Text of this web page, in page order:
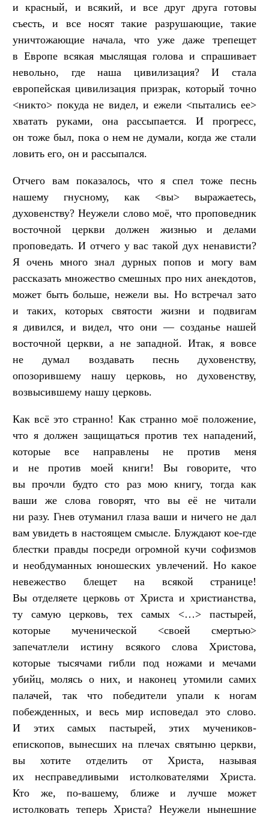
и красный, и всякий, и все друг друга готовы
съесть, и все носят такие разрушающие, такие
уничтожающие начала, что уже даже трепещет
в Европе всякая мыслящая голова и спрашивает
невольно, где наша цивилизация? И стала
европейская цивилизация призрак, который точно
<никто> покуда не видел, и ежели <пытались ее>
хватать руками, она рассыпается. И прогресс,
он тоже был, пока о нем не думали, когда же стали
ловить его, он и рассыпался.
Отчего вам показалось, что я спел тоже песнь
нашему гнусному, как <вы> выражаетесь,
духовенству? Неужели слово моё, что проповедник
восточной церкви должен жизнью и делами
проповедать. И отчего у вас такой дух ненависти?
Я очень много знал дурных попов и могу вам
рассказать множество смешных про них анекдотов,
может быть больше, нежели вы. Но встречал зато
и таких, которых святости жизни и подвигам
я дивился, и видел, что они — созданье нашей
восточной церкви, а не западной. Итак, я вовсе
не думал воздавать песнь духовенству,
опозорившему нашу церковь, но духовенству,
возвысившему нашу церковь.
Как всё это странно! Как странно моё положение,
что я должен защищаться против тех нападений,
которые все направлены не против меня
и не против моей книги! Вы говорите, что
вы прочли будто сто раз мою книгу, тогда как
ваши же слова говорят, что вы её не читали
ни разу. Гнев отуманил глаза ваши и ничего не дал
вам увидеть в настоящем смысле. Блуждают кое-где
блестки правды посреди огромной кучи софизмов
и необдуманных юношеских увлечений. Но какое
невежество блещет на всякой странице!
Вы отделяете церковь от Христа и христианства,
ту самую церковь, тех самых <…> пастырей,
которые мученической <своей смертью>
запечатлели истину всякого слова Христова,
которые тысячами гибли под ножами и мечами
убийц, молясь о них, и наконец утомили самих
палачей, так что победители упали к ногам
побежденных, и весь мир исповедал это слово.
И этих самых пастырей, этих мучеников-
епископов, вынесших на плечах святыню церкви,
вы хотите отделить от Христа, называя
их несправедливыми истолкователями Христа.
Кто же, по-вашему, ближе и лучше может
истолковать теперь Христа? Неужели нынешние